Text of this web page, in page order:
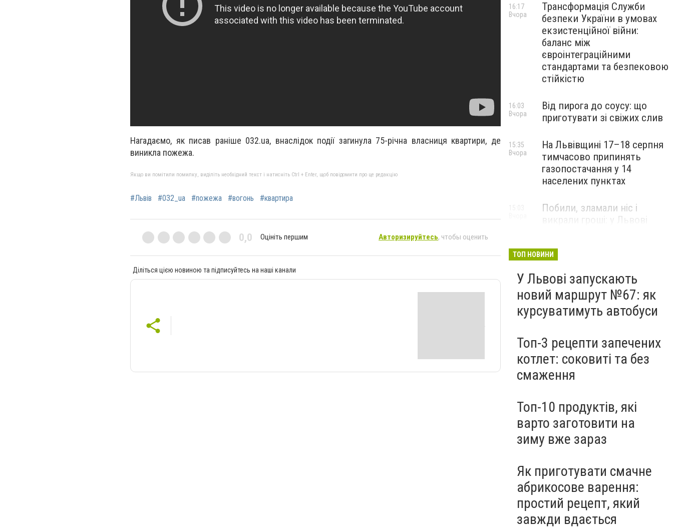
Нагадаємо, як писав раніше 032.ua, внаслідок події загинула 75-річна власниця квартири, де
виникла пожежа.
Якщо ви помітили помилку, виділіть необхідний текст і натисніть Ctrl + Enter, щоб повідомити про це редакцію
#Львів #032_ua #пожежа #вогонь #квартира
0,0 Оцініть першим Авторизируйтесь, чтобы оценить
Діліться цією новиною та підписуйтесь на наші канали
Трансформація Служби
безпеки України в умовах
екзистенційної війни:
баланс між
євроінтеграційними
стандартами та безпековою
стійкістю
16:17
Вчора
Від пирога до соусу: що
приготувати зі свіжих слив
16:03
Вчора
На Львівщині 17–18 серпня
тимчасово припинять
газопостачання у 14
населених пунктах
15:35
Вчора
Побили, зламали ніс і
викрали гроші: у Львові
ТОП НОВИНИ
У Львові запускають
новий маршрут №67: як
курсуватимуть автобуси
Топ-3 рецепти запечених
котлет: соковиті та без
смаження
Топ-10 продуктів, які
варто заготовити на
зиму вже зараз
Як приготувати смачне
абрикосове варення:
простий рецепт, який
завжди вдається